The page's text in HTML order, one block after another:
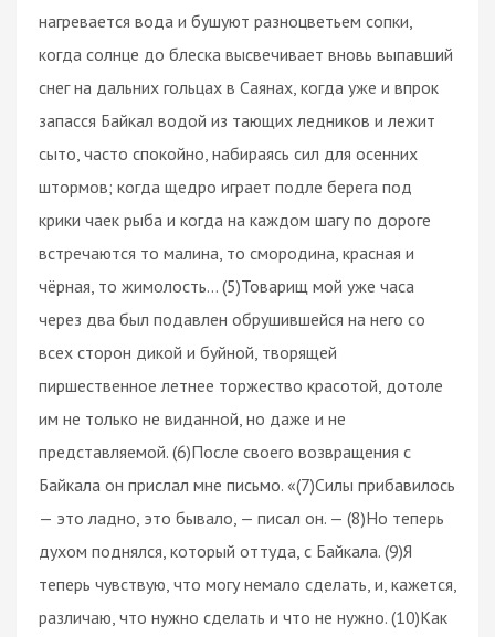
нагревается вода и бушуют разноцветьем сопки,
когда солнце до блеска высвечивает вновь выпавший
снег на дальних гольцах в Саянах, когда уже и впрок
запасся Байкал водой из тающих ледников и лежит
сыто, часто спокойно, набираясь сил для осенних
штормов; когда щедро играет подле берега под
крики чаек рыба и когда на каждом шагу по дороге
встречаются то малина, то смородина, красная и
чёрная, то жимолость… (5)Товарищ мой уже часа
через два был подавлен обрушившейся на него со
всех сторон дикой и буйной, творящей
пиршественное летнее торжество красотой, дотоле
им не только не виданной, но даже и не
представляемой. (6)После своего возвращения с
Байкала он прислал мне письмо. «(7)Силы прибавилось
— это ладно, это бывало, — писал он. — (8)Но теперь
духом поднялся, который оттуда, с Байкала. (9)Я
теперь чувствую, что могу немало сделать, и, кажется,
различаю, что нужно сделать и что не нужно. (10)Как